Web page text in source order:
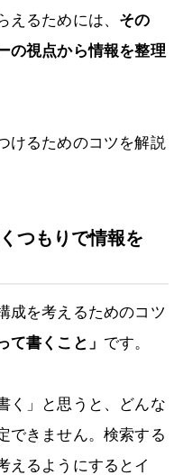
るためには、 その
の視点から情報を整理
けるためのコツを解説
つもりで情報を
成を考えるためのコツ
て書くこと」 です。
く」と思うと、どんな
できません。検索する
えるようにするとイ